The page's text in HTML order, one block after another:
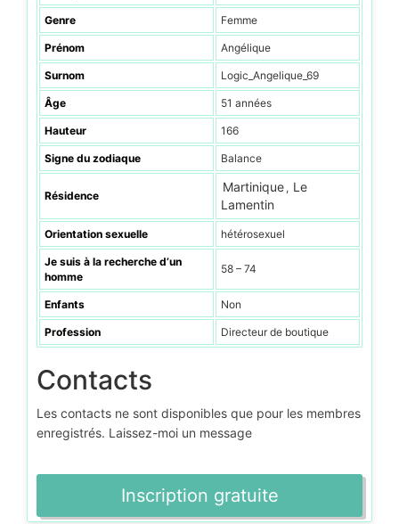
Genre Femme
Prénom Angélique
Surnom Logic_Angelique_69
Âge 51 années
Hauteur 166
Signe du zodiaque Balance
Résidence
Martinique , Le
Lamentin
Orientation sexuelle hétérosexuel
Je suis à la recherche d’un
homme
58 – 74
Enfants Non
Profession Directeur de boutique
Contacts
Les contacts ne sont disponibles que pour les membres
enregistrés. Laissez-moi un message
Inscription gratuite